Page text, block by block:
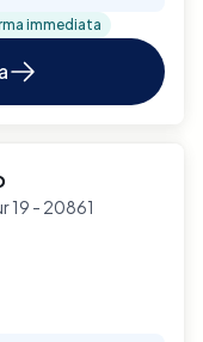
immediata
19 - 20861